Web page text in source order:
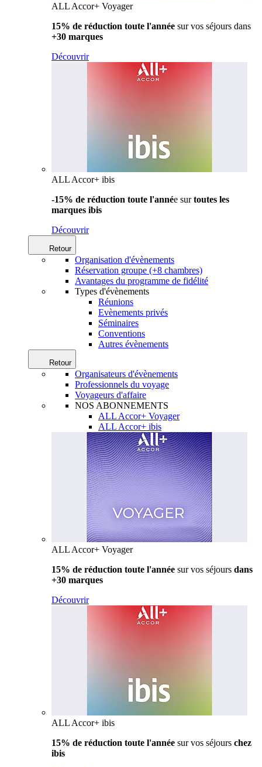
ALL Accor+ Voyager
15% de réduction toute l'année sur vos séjours dans
+30 marques
Découvrir
ALL Accor+ ibis
-15% de réduction toute l'année surtoutes les
marques ibis
Découvrir
Retour
Organisation d'évènements
Réservation groupe (+8 chambres)
Avantages du programme de fidélité
Types d'évènements
Réunions
Evènements privés
Séminaires
Conventions
Autres évènements
Retour
Organisateurs d'évènements
Professionnels du voyage
Voyageurs d'affaire
NOS ABONNEMENTS
ALL Accor+ Voyager
ALL Accor+ ibis
ALL Accor+ Voyager
15% de réduction toute l'année sur vos séjours dans
+30 marques
Découvrir
ALL Accor+ ibis
15% de réduction toute l'année sur vos séjours chez
ibis